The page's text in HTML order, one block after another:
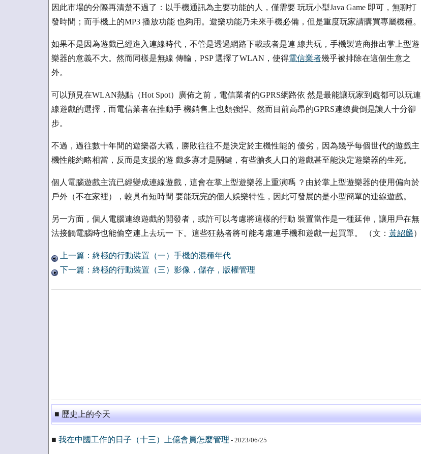
因此市場的分際再清楚不過了：以手機通訊為主要功能的人，僅需要 玩玩小型Java Game 即可，無聊打
發時間；而手機上的MP3 播放功能 也夠用。遊樂功能乃未來手機必備，但是重度玩家請購買專屬機種。
如果不是因為遊戲已經進入連線時代，不管是透過網路下載或者是連 線共玩，手機製造商推出掌上型遊
樂器的意義不大。然而同樣是無線 傳輸，PSP 選擇了WLAN，使得電信業者幾乎被排除在這個生意之
外。
可以預見在WLAN熱點（Hot Spot）廣佈之前，電信業者的GPRS網路依 然是最能讓玩家到處都可以玩連
線遊戲的選擇，而電信業者在推動手 機銷售上也頗強悍。然而目前高昂的GPRS連線費倒是讓人十分卻
步。
不過，過往數十年間的遊樂器大戰，勝敗往往不是決定於主機性能的 優劣，因為幾乎每個世代的遊戲主
機性能約略相當，反而是支援的遊 戲多寡才是關鍵，有些膾炙人口的遊戲甚至能決定遊樂器的生死。
個人電腦遊戲主流已經變成連線遊戲，這會在掌上型遊樂器上重演嗎 ？由於掌上型遊樂器的使用偏向於
戶外（不在家裡），較具有短時間 要能玩完的個人娛樂特性，因此可發展的是小型簡單的連線遊戲。
另一方面，個人電腦連線遊戲的開發者，或許可以考慮將這樣的行動 裝置當作是一種延伸，讓用戶在無
法接觸電腦時也能偷空連上去玩一 下。這些狂熱者將可能考慮連手機和遊戲一起買單。 （文： 黃紹麟）
上一篇：終極的行動裝置（一）手機的混種年代
下一篇：終極的行動裝置（三）影像，儲存，版權管理
■ 歷史上的今天
■ 我在中國工作的日子（十三）上億會員怎麼管理 - 2023/06/25